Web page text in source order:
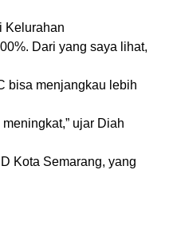
Kelurahan
Dari yang saya lihat,
bisa menjangkau lebih
ujar Diah
Kota Semarang, yang